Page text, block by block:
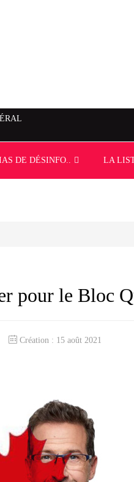
DE DÉSINFO.. LA
pour le Bloc
Création : 15 août 2021